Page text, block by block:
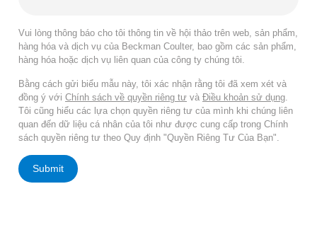
Vui lòng thông báo cho tôi thông tin về hội thảo trên web, sản phẩm,
hàng hóa và dịch vụ của Beckman Coulter, bao gồm các sản phẩm,
hàng hóa hoặc dịch vụ liên quan của công ty chúng tôi.
Bằng cách gửi biểu mẫu này, tôi xác nhận rằng tôi đã xem xét và
đồng ý với Chính sách về quyền riêng tư và Điều khoản sử dụng
Tôi cũng hiểu các lựa chọn quyền riêng tư của mình khi chúng liên
quan đến dữ liệu cá nhân của tôi như được cung cấp trong Chính
sách quyền riêng tư theo Quy định "Quyền Riêng Tư Của Bạn".
Submit